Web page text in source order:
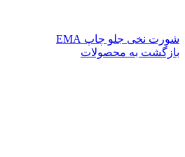
شورت نخی جلو چاپ EMA
بازگشت به محصولات